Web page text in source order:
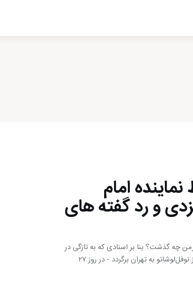
امام
و رد گفته های
چه گذشت؟ بنا بر اسنادی که به تازگی در
آمریکا از حالت طبقه‌بندی خارج شده است، رهبر انقلاب چند روز پیش از آنکه از نوفل‌لوشاتو به تهران برگردد - در روز ۲۷